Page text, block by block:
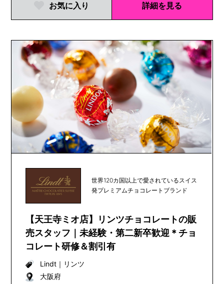
お気に入り 詳細を見る
世界120カ国以上で愛されているスイス
発プレミアムチョコレートブランド
【天王寺ミオ店】リンツチョコレートの販
売スタッフ｜未経験・第二新卒歓迎＊チョ
コレート研修＆割引有
Lindt｜ リンツ
大阪府